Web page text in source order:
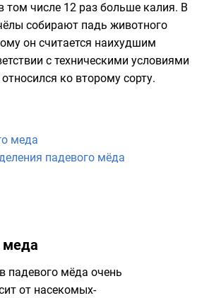
том числе 12 раз больше калия. В
собирают падь животного
он считается наихудшим
с техническими условиями
ко второму сорту.
меда
падевого мёда
меда
падевого мёда очень
от насекомых-